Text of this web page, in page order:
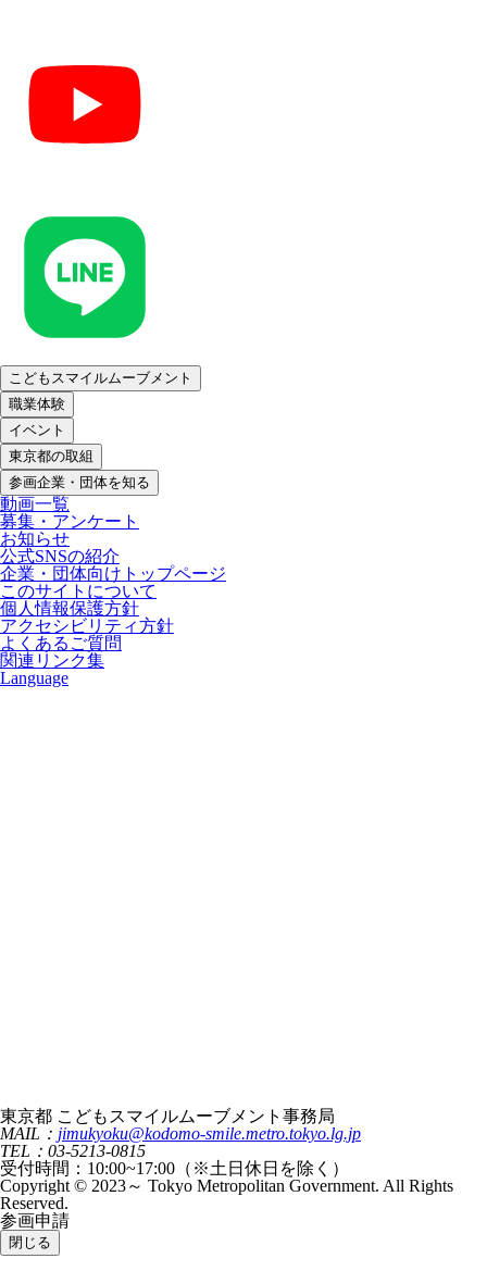
こどもスマイルムーブメント
職業体験
イベント
東京都の取組
参画企業・団体を知る
動画一覧
募集・アンケート
お知らせ
公式SNSの紹介
企業・団体向けトップページ
このサイトについて
個人情報保護方針
アクセシビリティ方針
よくあるご質問
関連リンク集
Language
東京都 こどもスマイルムーブメント事務局
MAIL： jimukyoku@kodomo-smile.metro.tokyo.lg.jp
TEL：03-5213-0815
受付時間：10:00~17:00（※土日休日を除く）
Copyright © 2023～ Tokyo Metropolitan Government. All Rights
Reserved.
参画申請
閉じる